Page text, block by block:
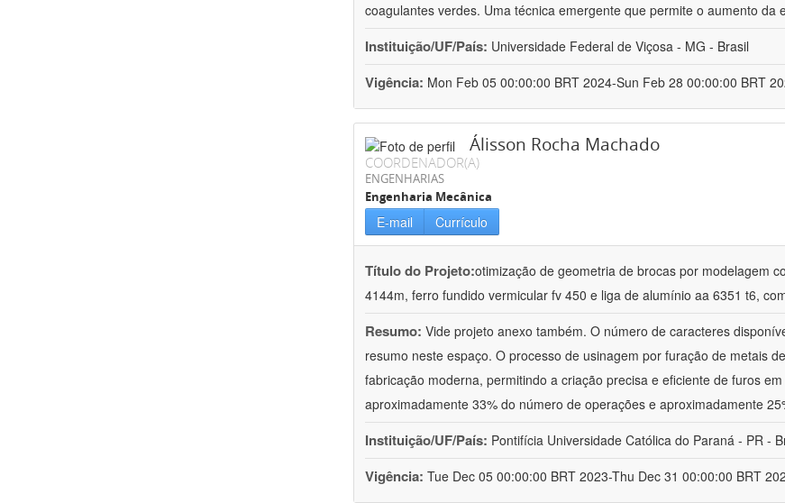
coagulantes verdes. Uma técnica emergente que permite o aumento da
Instituição/UF/País: Universidade Federal de Viçosa - MG - Brasil
Vigência: Mon Feb 05 00:00:00 BRT 2024-Sun Feb 28 00:00:00 BRT
Álisson Rocha Machado
COORDENADOR(A)
ENGENHARIAS
Engenharia Mecânica
E-mail Currículo
Título do Projeto:otimização de geometria de brocas por modelagem
4144m, ferro fundido vermicular fv 450 e liga de alumínio aa 6351 t6,
Resumo: Vide projeto anexo também. O número de caracteres
resumo neste espaço. O processo de usinagem por furação de metais
fabricação moderna, permitindo a criação precisa e eficiente de furos
aproximadamente 33% do número de operações e aproximadamente
Instituição/UF/País: Pontifícia Universidade Católica do Paraná - PR -
Vigência: Tue Dec 05 00:00:00 BRT 2023-Thu Dec 31 00:00:00 BRT